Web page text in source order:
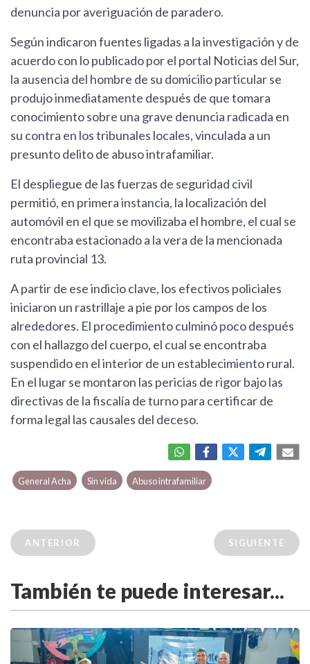
denuncia por averiguación de paradero.
Según indicaron fuentes ligadas a la investigación y de
acuerdo con lo publicado por el portal Noticias del Sur,
la ausencia del hombre de su domicilio particular se
produjo inmediatamente después de que tomara
conocimiento sobre una grave denuncia radicada en
su contra en los tribunales locales, vinculada a un
presunto delito de abuso intrafamiliar.
El despliegue de las fuerzas de seguridad civil
permitió, en primera instancia, la localización del
automóvil en el que se movilizaba el hombre, el cual se
encontraba estacionado a la vera de la mencionada
ruta provincial 13.
A partir de ese indicio clave, los efectivos policiales
iniciaron un rastrillaje a pie por los campos de los
alrededores. El procedimiento culminó poco después
con el hallazgo del cuerpo, el cual se encontraba
suspendido en el interior de un establecimiento rural.
En el lugar se montaron las pericias de rigor bajo las
directivas de la fiscalía de turno para certificar de
forma legal las causales del deceso.
General Acha Sin vida Abuso intrafamiliar
ANTERIOR SIGUIENTE
También te puede interesar...